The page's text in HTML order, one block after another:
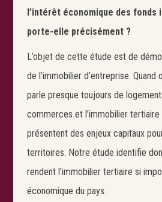
l’intérêt économique des fonds
porte-elle précisément ?
L’objet de cette étude est de
de l’immobilier d’entreprise. Quand
parle presque toujours de
commerces et l’immobilier tertiaire
présentent des enjeux capitaux
territoires. Notre étude identifie
rendent l’immobilier tertiaire si
économique du pays.